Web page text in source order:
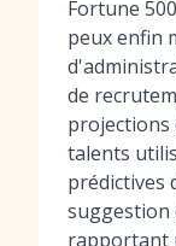
Fortune
peux enfin
de
projections
talents
prédictives
suggestion
rapportant